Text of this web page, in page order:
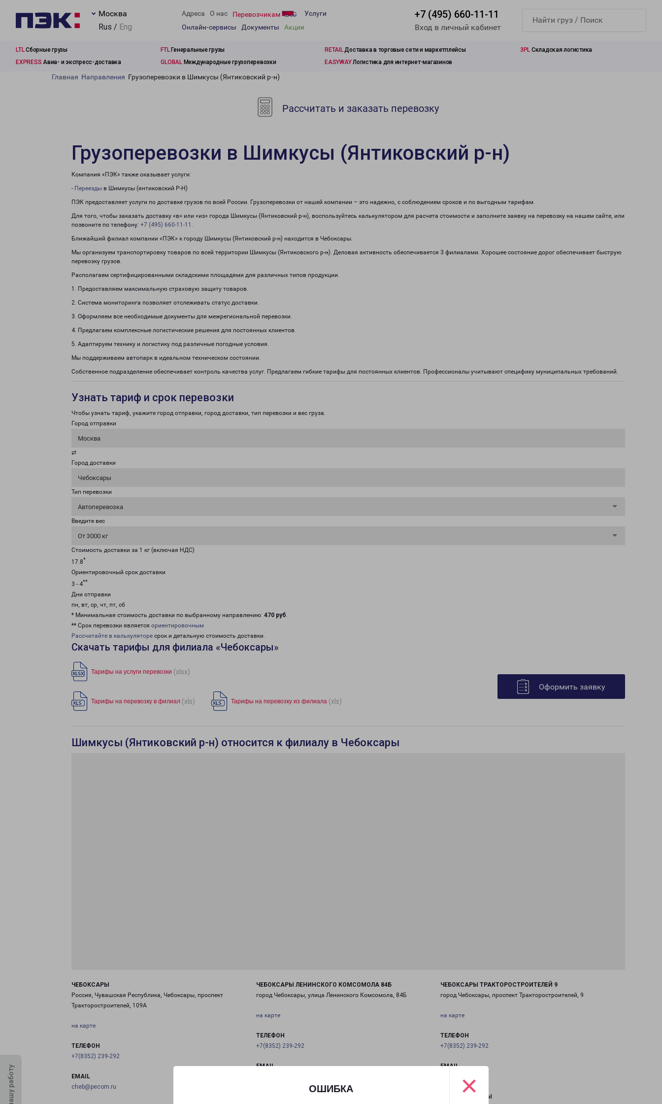
ОШИБКА ×
Москва
Rus / Eng
Адреса О нас Перевозчикам
Услуги
Онлайн-сервисы
Документы Акции
+7 (495) 660-11-11
Вход в личный кабинет
LTLСборные грузы FTLГенеральные грузы RETAILДоставка в торговые сети и маркетплейсы 3PL Складская логистика
EXPRESS Авиа- и экспресс-доставка GLOBALМеждународные грузоперевозки EASYWAYЛогистика для интернет-магазинов
Главная Направления Грузоперевозки в Шимкусы (Янтиковский р-н)
Рассчитать и заказать перевозку
Грузоперевозки в Шимкусы (Янтиковский р-н)
Компания «ПЭК» также оказывает услуги:
- Переезды в Шимкусы (янтиковский Р-Н)
ПЭК предоставляет услуги по доставке грузов по всей России. Грузоперевозки от нашей компании – это надежно, с соблюдением сроков и по выгодным тарифам.
Для того, чтобы заказать доставку «в» или «из» города Шимкусы (Янтиковский р-н), воспользуйтесь калькулятором для расчета стоимости и заполните заявку на перевозку на нашем сайте, или
позвоните по телефону: +7 (495) 660-11-11 .
Ближайший филиал компании «ПЭК» к городу Шимкусы (Янтиковский р-н) находится в Чебоксары.
Мы организуем транспортировку товаров по всей территории Шимкусы (Янтиковского р-н). Деловая активность обеспечивается 3 филиалами. Хорошее состояние дорог обеспечивает быструю
перевозку грузов.
Располагаем сертифицированными складскими площадями для различных типов продукции.
1. Предоставляем максимальную страховую защиту товаров.
2. Система мониторинга позволяет отслеживать статус доставки.
3. Оформляем все необходимые документы для межрегиональной перевозки.
4. Предлагаем комплексные логистические решения для постоянных клиентов.
5. Адаптируем технику и логистику под различные погодные условия.
Мы поддерживаем автопарк в идеальном техническом состоянии.
Собственное подразделение обеспечивает контроль качества услуг. Предлагаем гибкие тарифы для постоянных клиентов. Профессионалы учитывают специфику муниципальных требований.
Узнать тариф и срок перевозки
Чтобы узнать тариф, укажите город отправки, город доставки, тип перевозки и вес груза.
Город отправки
Москва
⇄
Город доставки
Чебоксары
Тип перевозки
Автоперевозка
Введите вес
От 3000 кг
Стоимость доставки за 1 кг (включая НДС)
17.8*
Ориентировочный срок доставки
3 - 4**
Дни отправки
пн, вт, ср, чт, пт, сб
* Минимальная стоимость доставки по выбранному направлению: 470 руб.
** Срок перевозки является ориентировочным
Рассчитайте в калькуляторе срок и детальную стоимость доставки.
Скачать тарифы для филиала «Чебоксары»
Тарифы на услуги перевозки (xlsx)
Тарифы на перевозку в филиал (xls) Тарифы на перевозку из филиала (xls)
Оформить заявку
Шимкусы (Янтиковский р-н) относится к филиалу в Чебоксары
ЧЕБОКСАРЫ
Россия, Чувашская Республика, Чебоксары, проспект
Тракторостроителей, 109А
на карте
ТЕЛЕФОН
+7(8352) 239-292
EMAIL
cheb@pecom.ru
ЧЕБОКСАРЫ ЛЕНИНСКОГО КОМСОМОЛА 84Б
город Чебоксары, улица Ленинского Комсомола, 84Б
на карте
ТЕЛЕФОН
+7(8352) 239-292
EMAIL
ЧЕБОКСАРЫ ТРАКТОРОСТРОИТЕЛЕЙ 9
город Чебоксары, проспект Тракторостроителей, 9
на карте
ТЕЛЕФОН
+7(8352) 239-292
EMAIL
ГРАФИК РАБОТЫ